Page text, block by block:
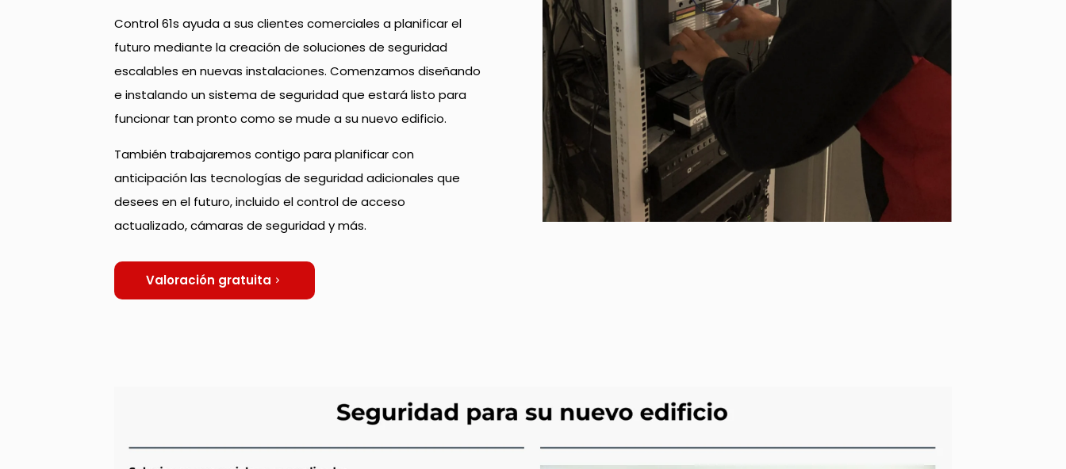
Control 61s ayuda a sus clientes comerciales a planificar el
futuro mediante la creación de soluciones de seguridad
escalables en nuevas instalaciones. Comenzamos diseñando
e instalando un sistema de seguridad que estará listo para
funcionar tan pronto como se mude a su nuevo edificio.
También trabajaremos contigo para planificar con
anticipación las tecnologías de seguridad adicionales que
desees en el futuro, incluido el control de acceso
actualizado, cámaras de seguridad y más.
Valoración gratuita